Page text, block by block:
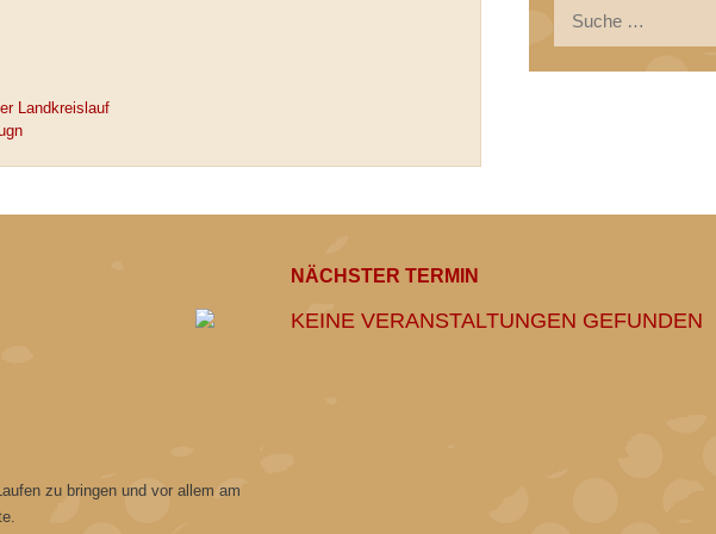
Landkreislauf
nach:
zu bringen und vor allem am
NÄCHSTER TERMIN
KEINE VERANSTALTUNGEN GEFUNDEN